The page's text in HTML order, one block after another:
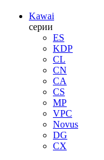
Kawai
серии
ES
KDP
CL
CN
CA
CS
MP
VPC
Novus
DG
CX